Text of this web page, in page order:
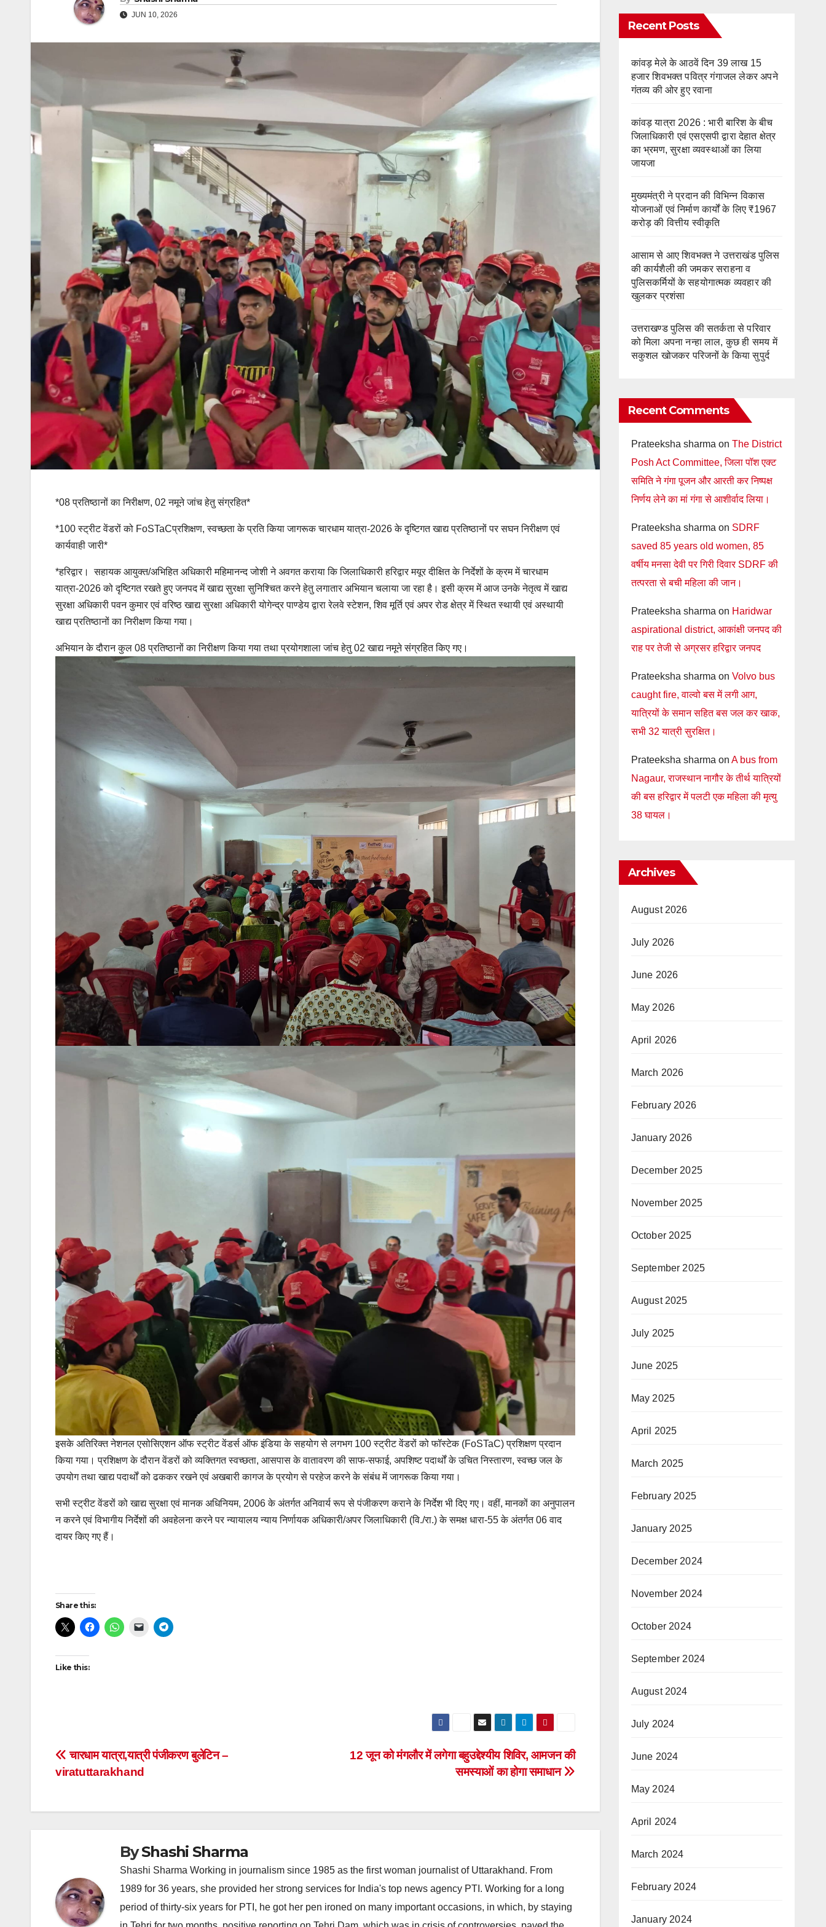
JUN 10, 2026
*08 प्रतिष्ठानों का निरीक्षण, 02 नमूने जांच हेतु संग्रहित*
*100 स्ट्रीट वेंडरों को FoSTaCप्रशिक्षण, स्वच्छता के प्रति किया जागरूक चारधाम यात्रा-2026 के दृष्टिगत खाद्य प्रतिष्ठानों पर सघन निरीक्षण एवं
कार्यवाही जारी*
*हरिद्वार। सहायक आयुक्त/अभिहित अधिकारी महिमानन्द जोशी ने अवगत कराया कि जिलाधिकारी हरिद्वार मयूर दीक्षित के निर्देशों के क्रम में चारधाम
यात्रा-2026 को दृष्टिगत रखते हुए जनपद में खाद्य सुरक्षा सुनिश्चित करने हेतु लगातार अभियान चलाया जा रहा है। इसी क्रम में आज उनके नेतृत्व में खाद्य
सुरक्षा अधिकारी पवन कुमार एवं वरिष्ठ खाद्य सुरक्षा अधिकारी योगेन्द्र पाण्डेय द्वारा रेलवे स्टेशन, शिव मूर्ति एवं अपर रोड क्षेत्र में स्थित स्थायी एवं अस्थायी
खाद्य प्रतिष्ठानों का निरीक्षण किया गया।
अभियान के दौरान कुल 08 प्रतिष्ठानों का निरीक्षण किया गया तथा प्रयोगशाला जांच हेतु 02 खाद्य नमूने संग्रहित किए गए।
इसके अतिरिक्त नेशनल एसोसिएशन ऑफ स्ट्रीट वेंडर्स ऑफ इंडिया के सहयोग से लगभग 100 स्ट्रीट वेंडरों को फॉस्टेक (FoSTaC) प्रशिक्षण प्रदान
किया गया। प्रशिक्षण के दौरान वेंडरों को व्यक्तिगत स्वच्छता, आसपास के वातावरण की साफ-सफाई, अपशिष्ट पदार्थों के उचित निस्तारण, स्वच्छ जल के
उपयोग तथा खाद्य पदार्थों को ढककर रखने एवं अखबारी कागज के प्रयोग से परहेज करने के संबंध में जागरूक किया गया।
सभी स्ट्रीट वेंडरों को खाद्य सुरक्षा एवं मानक अधिनियम, 2006 के अंतर्गत अनिवार्य रूप से पंजीकरण कराने के निर्देश भी दिए गए। वहीं, मानकों का अनुपालन
न करने एवं विभागीय निर्देशों की अवहेलना करने पर न्यायालय न्याय निर्णायक अधिकारी/अपर जिलाधिकारी (वि./रा.) के समक्ष धारा-55 के अंतर्गत 06 वाद
दायर किए गए हैं।
Post
navigation
Share this:
Like this:
Post
12 जून को मंगलौर में लगेगा बहुउद्देश्यीय शिविर, आमजन की
समस्याओं का होगा समाधान
चारधाम यात्रा,यात्री पंजीकरण बुलेटिन –
viratuttarakhand
ByShashi Sharma
Shashi Sharma Working in journalism since 1985 as the first woman journalist of Uttarakhand. From
1989 for 36 years, she provided her strong services for India's top news agency PTI. Working for a long
period of thirty-six years for PTI, he got her pen ironed on many important occasions, in which, by staying
Recent Posts
कांवड़ मेले के आठवें दिन 39 लाख 15
हजार शिवभक्त पवित्र गंगाजल लेकर अपने
गंतव्य की ओर हुए रवाना
कांवड़ यात्रा 2026 : भारी बारिश के बीच
जिलाधिकारी एवं एसएसपी द्वारा देहात क्षेत्र
का भ्रमण, सुरक्षा व्यवस्थाओं का लिया
जायजा
मुख्यमंत्री ने प्रदान की विभिन्न विकास
योजनाओं एवं निर्माण कार्यों के लिए ₹1967
करोड़ की वित्तीय स्वीकृति
आसाम से आए शिवभक्त ने उत्तराखंड पुलिस
की कार्यशैली की जमकर सराहना व
पुलिसकर्मियों के सहयोगात्मक व्यवहार की
खुलकर प्रशंसा
उत्तराखण्ड पुलिस की सतर्कता से परिवार
को मिला अपना नन्हा लाल, कुछ ही समय में
सकुशल खोजकर परिजनों के किया सुपुर्द
Recent Comments
Prateeksha sharma on The District
Posh Act Committee, जिला पॉश एक्ट
समिति ने गंगा पूजन और आरती कर निष्पक्ष
निर्णय लेने का मां गंगा से आशीर्वाद लिया।
Prateeksha sharma on SDRF
saved 85 years old women, 85
वर्षीय मनसा देवी पर गिरी दिवार SDRF की
तत्परता से बची महिला की जान।
Prateeksha sharma on Haridwar
aspirational district, आकांक्षी जनपद की
राह पर तेजी से अग्रसर हरिद्वार जनपद
Prateeksha sharma on Volvo bus
caught fire, वाल्वो बस में लगी आग,
यात्रियों के समान सहित बस जल कर खाक,
सभी 32 यात्री सुरक्षित।
Prateeksha sharma on A bus from
Nagaur, राजस्थान नागौर के तीर्थ यात्रियों
की बस हरिद्वार में पलटी एक महिला की मृत्यु
38 घायल।
Archives
August 2026
July 2026
June 2026
May 2026
April 2026
March 2026
February 2026
January 2026
December 2025
November 2025
October 2025
September 2025
August 2025
July 2025
June 2025
May 2025
April 2025
March 2025
February 2025
January 2025
December 2024
November 2024
October 2024
September 2024
August 2024
July 2024
June 2024
May 2024
April 2024
March 2024
February 2024
January 2024